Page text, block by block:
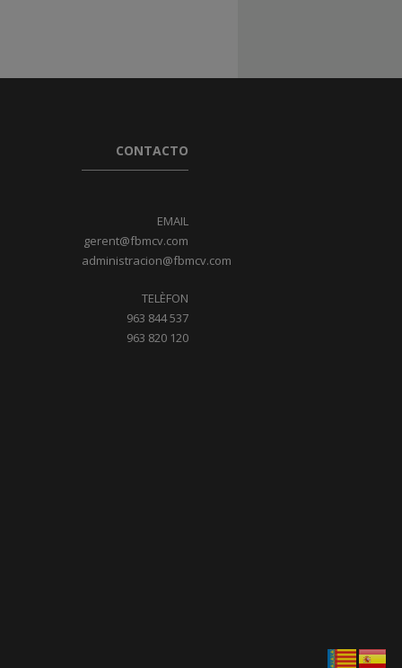
CONTACTO
EMAIL
gerent@fbmcv.com
administracion@fbmcv.com
TELÈFON
963 844 537
963 820 120